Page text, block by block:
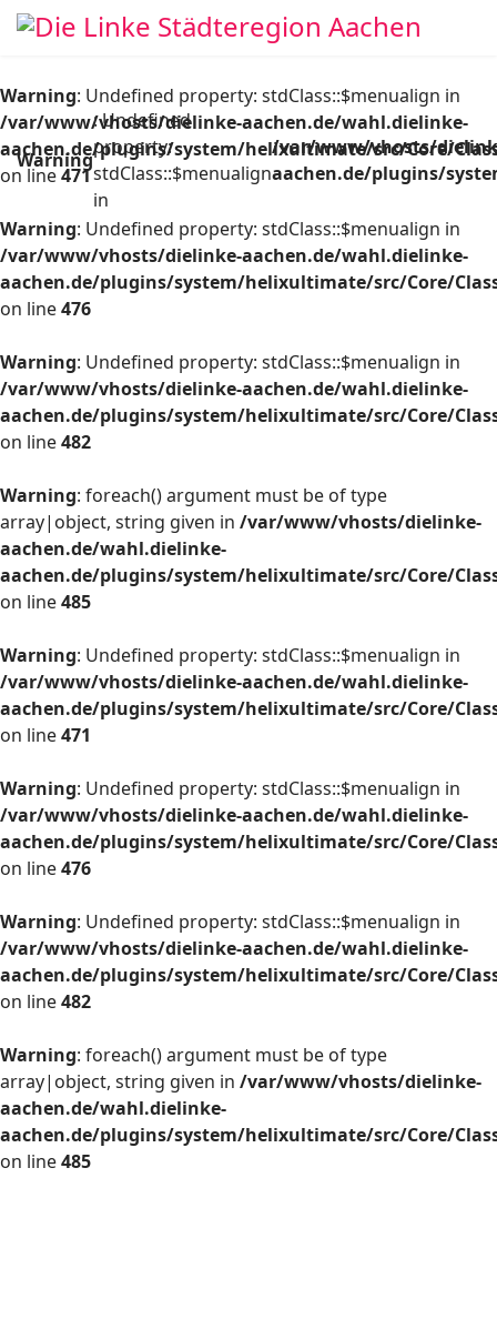
Warning
: Undefined
property:
stdClass::$menualign
in
/var/www/vhosts/
aachen.de/plugins/
Warning: Undefined property: stdClass::$menualign in
/var/www/vhosts/dielinke-aachen.de/wahl.dielinke-
aachen.de/plugins/system/helixultimate/src/Core/
on line471
Warning: Undefined property: stdClass::$menualign in
/var/www/vhosts/dielinke-aachen.de/wahl.dielinke-
aachen.de/plugins/system/helixultimate/src/Core/
on line476
Warning: Undefined property: stdClass::$menualign in
/var/www/vhosts/dielinke-aachen.de/wahl.dielinke-
aachen.de/plugins/system/helixultimate/src/Core/
on line482
Warning: foreach() argument must be of type
array|object, string given in /var/www/vhosts/dielinke-
aachen.de/wahl.dielinke-
aachen.de/plugins/system/helixultimate/src/Core/
on line485
Warning: Undefined property: stdClass::$menualign in
/var/www/vhosts/dielinke-aachen.de/wahl.dielinke-
aachen.de/plugins/system/helixultimate/src/Core/
on line471
Warning: Undefined property: stdClass::$menualign in
/var/www/vhosts/dielinke-aachen.de/wahl.dielinke-
aachen.de/plugins/system/helixultimate/src/Core/
on line476
Warning: Undefined property: stdClass::$menualign in
/var/www/vhosts/dielinke-aachen.de/wahl.dielinke-
aachen.de/plugins/system/helixultimate/src/Core/
on line482
Warning: foreach() argument must be of type
array|object, string given in /var/www/vhosts/dielinke-
aachen.de/wahl.dielinke-
aachen.de/plugins/system/helixultimate/src/Core/
on line485